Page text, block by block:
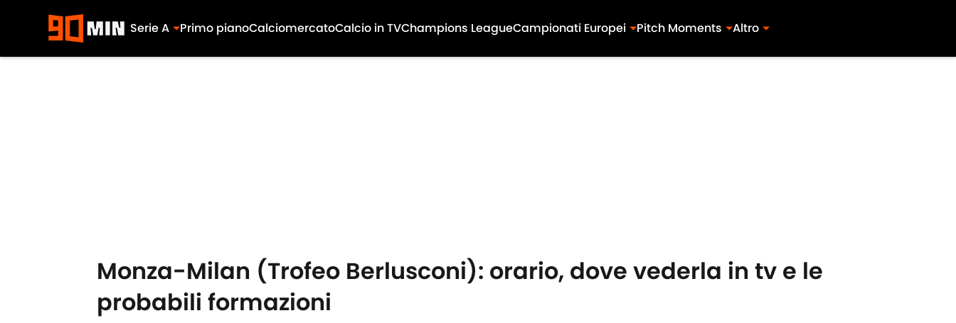
Serie A Primo pianoCalciomercatoCalcio in TVChampions LeagueCampionati Europei Pitch Moments Altro
Monza-Milan (Trofeo Berlusconi): orario, dove vederla in tv e le
probabili formazioni